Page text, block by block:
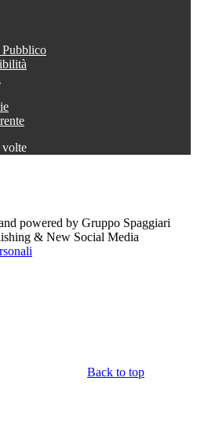
volte
powered by Gruppo Spaggiari
& New Social Media
Back to top